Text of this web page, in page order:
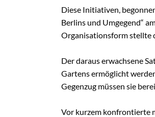
Diese Initiativen,
Berlins und Umgegend“
Organisationsform stellte
Der daraus erwachsene
Gartens ermöglicht
Gegenzug müssen sie
Vor kurzem konfrontierte